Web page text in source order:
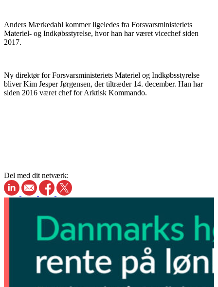
Anders Mærkedahl kommer ligeledes fra Forsvarsministeriets
Materiel- og Indkøbsstyrelse, hvor han har været vicechef siden
2017.
Ny direktør for Forsvarsministeriets Materiel og Indkøbsstyrelse
bliver Kim Jesper Jørgensen, der tiltræder 14. december. Han har
siden 2016 været chef for Arktisk Kommando.
Del med dit netværk: